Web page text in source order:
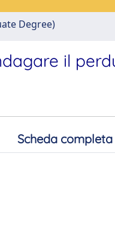
Degree)
il
Scheda completa